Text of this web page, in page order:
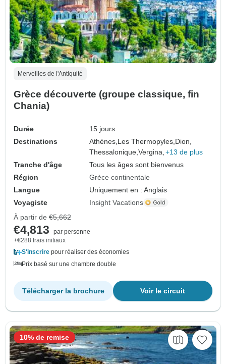
Merveilles de l'Antiquité
Grèce découverte (groupe classique, fin
Chania)
Durée
15 jours
Destinations
Athènes, Les Thermopyles, Dion,
Thessalonique,Vergina, +13 de plus
Tranche d'âge
Tous les âges sont bienvenus
Région
Grèce continentale
Langue
Uniquement en : Anglais
Voyagiste
Insight Vacations
À partir de €5,662
€4,813
par personne
+€288 frais initiaux
S'inscrire pour réaliser des économies
Prix basé sur une chambre double
Voir le circuit
Télécharger la brochure
10% de remise